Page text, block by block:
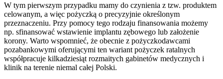
W tym pierwszym przypadku mamy do czynienia z tzw. produktem
celowanym, a więc pożyczką o precyzyjnie określonym
przeznaczeniu. Przy pomocy tego rodzaju finansowania możemy
np. sfinansować wstawienie implantu zębowego lub założenie
korony. Warto wspomnieć, że obecnie z pożyczkodawcami
pozabankowymi oferującymi ten wariant pożyczek ratalnych
współpracuje kilkadziesiąt rozmaitych gabinetów medycznych i
klinik na terenie niemal całej Polski.